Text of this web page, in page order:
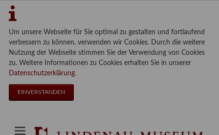
Um unsere Webseite für Sie optimal zu gestalten und fortlaufend
verbessern zu können, verwenden wir Cookies. Durch die weitere
Nutzung der Webseite stimmen Sie der Verwendung von Cookies
zu. Weitere Informationen zu Cookies erhalten Sie in unserer
Datenschutzerklärung.
EINVERSTANDEN